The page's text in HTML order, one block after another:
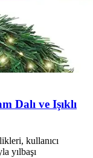
Dalı ve Işıklı
kullanıcı
yılbaşı